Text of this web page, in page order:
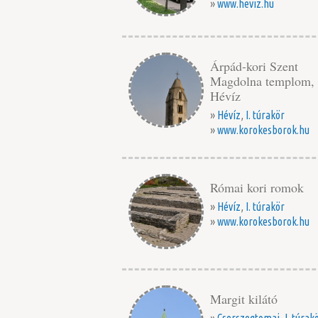
»www.heviz.hu
Árpád-kori Szent
Magdolna templom,
Hévíz
» Hévíz, I. túrakör
»www.korokesborok.hu
Római kori romok
» Hévíz, I. túrakör
»www.korokesborok.hu
Margit kilátó